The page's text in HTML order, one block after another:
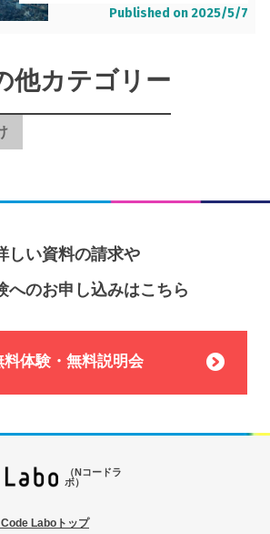
Published on 2025/5/7
他カテゴリー
しい資料の請求や
へのお申し込みはこちら
料体験・無料説明会
（Nコードラ
ボ）
Laboトップ